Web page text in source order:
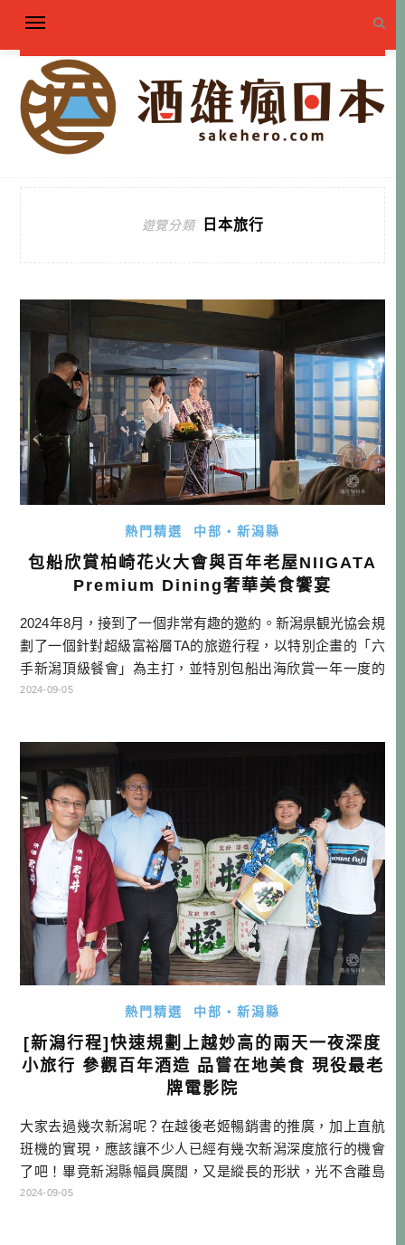
遊覽分類 日本旅行
熱門精選 中部・新潟縣
包船欣賞柏崎花火大會與百年老屋NIIGATA
Premium Dining奢華美食饗宴
2024年8月，接到了一個非常有趣的邀約。新潟県観光協会規
劃了一個針對超級富裕層TA的旅遊行程，以特別企畫的「六
手新潟頂級餐會」為主打，並特別包船出海欣賞一年一度的
新潟三大花火節「柏崎花火」，並結合歷史、人文、風土等
是擔任試玩員的角色，幫大家搶先體驗這頂級奢華的行程。
就來看看兩天一夜下來， […]…
2024-09-05
熱門精選 中部・新潟縣
[新潟行程]快速規劃上越妙高的兩天一夜深度
小旅行 參觀百年酒造 品嘗在地美食 現役最老
牌電影院
大家去過幾次新潟呢？在越後老姬暢銷書的推廣，加上直航
班機的實現，應該讓不少人已經有幾次新潟深度旅行的機會
了吧！畢竟新潟縣幅員廣闊，又是縱長的形狀，光不含離島
的海岸線，就長達300多公里，根本台灣頭到尾的長度，所以
2024-09-05